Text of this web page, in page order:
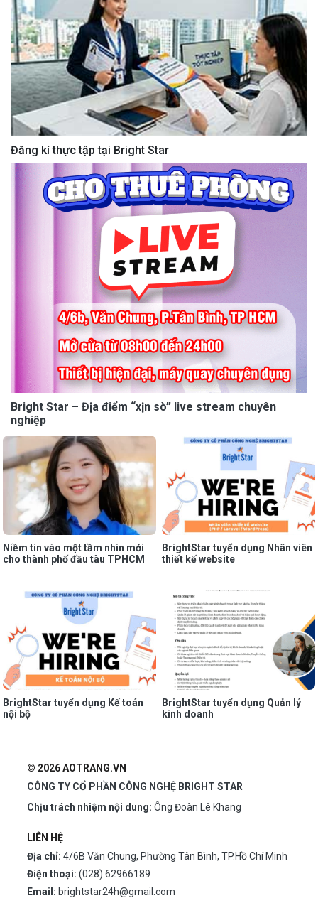
Đăng kí thực tập tại Bright Star
Bright Star – Địa điểm “xịn sò” live stream chuyên
nghiệp
Niềm tin vào một tầm nhìn mới
cho thành phố đầu tàu TPHCM
BrightStar tuyển dụng Nhân viên
thiết kế website
BrightStar tuyển dụng Kế toán
nội bộ
BrightStar tuyển dụng Quản lý
kinh doanh
© 2026 AOTRANG.VN
CÔNG TY CỔ PHẦN CÔNG NGHỆ BRIGHT STAR
Chịu trách nhiệm nội dung: Ông Đoàn Lê Khang
LIÊN HỆ
Địa chỉ: 4/6B Văn Chung, Phường Tân Bình, TP.Hồ Chí Minh
Điện thoại: (028) 62966189
Email: brightstar24h@gmail.com